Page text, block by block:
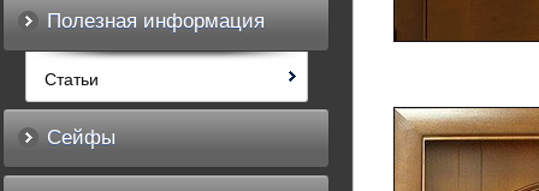
Полезная информация
Статьи
Сейфы